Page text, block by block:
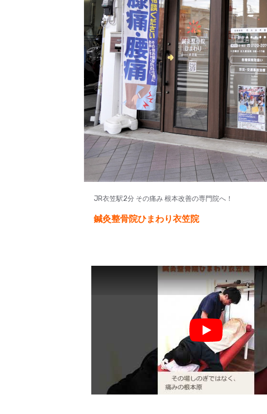
JR衣笠駅2分 その痛み 根本改善の専門院へ！
鍼灸整骨院ひまわり衣笠院
Play